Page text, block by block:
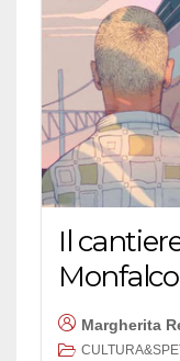
Il
Margherita